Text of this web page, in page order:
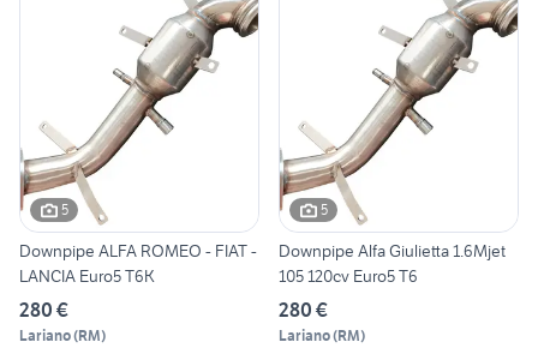
5
Downpipe ALFA ROMEO - FIAT -
LANCIA Euro5 T6K
280 €
Lariano(RM)
5
Downpipe Alfa Giulietta 1.6Mjet
105 120cv Euro5 T6
280 €
Lariano(RM)